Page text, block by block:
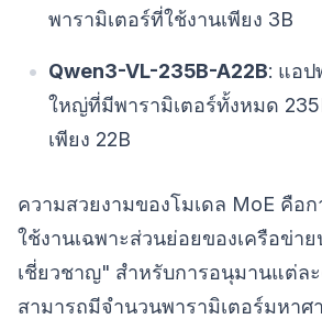
พารามิเตอร์ที่ใช้งานเพียง 3B
Qwen3-VL-235B-A22B: แอป
ใหญ่ที่มีพารามิเตอร์ทั้งหมด
เพียง 22B
ความสวยงามของโมเดล MoE คือ
ใช้งานเฉพาะส่วนย่อยของเครือข่า
เชี่ยวชาญ" สำหรับการอนุมานแต่ล
สามารถมีจำนวนพารามิเตอร์มหา